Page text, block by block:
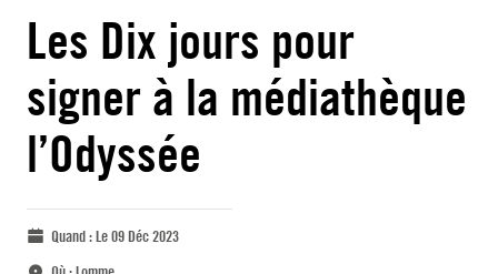
Les Dix jours pour
signer à la médiathèque
l’Odyssée
Quand :Le 09 Déc 2023